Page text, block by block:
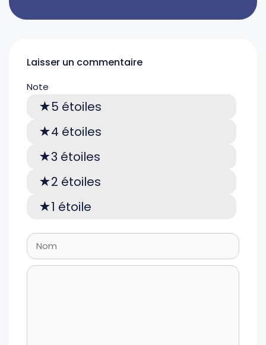
Laisser un commentaire
Note
5 étoiles
4 étoiles
3 étoiles
2 étoiles
1 étoile